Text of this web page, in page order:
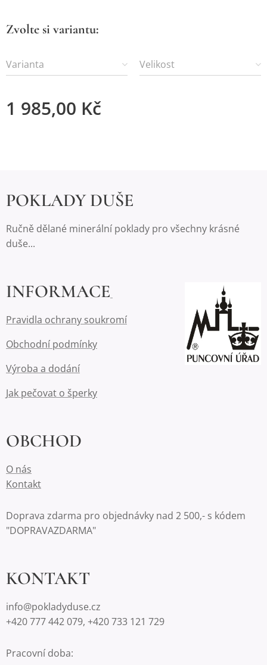
Zvolte si variantu:
Varianta Velikost
1 985,00 Kč
POKLADY DUŠE
Ručně dělané minerální poklady pro všechny krásné
duše...
INFORMACE
Pravidla ochrany soukromí
Obchodní podmínky
Výroba a dodání
Jak pečovat o šperky
OBCHOD
O nás
Kontakt
Doprava zdarma pro objednávky nad 2 500,- s kódem
"DOPRAVAZDARMA"
KONTAKT
info@pokladyduse.cz
+420 777 442 079, +420 733 121 729
Pracovní doba: